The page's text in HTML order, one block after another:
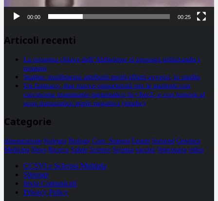
00:00 00:25
Articoli recenti
La proteina chiave dell’Alzheimer si propaga utilizzando i
neuroni
Statine: inutilmente attribuiti molti effetti avversi, lo studio
Un farmaco, due nuove opportunità per le pazienti con
carcinoma mammario metastatico hr+/her2- e con tumore al
seno metastatico triplo negativo (mtnbc)
Categorie
alimentazione biologia Biology Com. Stampa Epatiti featured Genetica
Medicina News Ricerca Salute Science Scienza vaccini Veterinaria video
CCSVI e Sclerosi Multipla
Sitemap
Invia Comunicati
Privacy Policy